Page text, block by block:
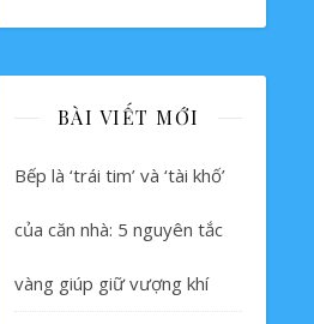
BÀI VIẾT MỚI
Bếp là ‘trái tim’ và ‘tài khố’
của căn nhà: 5 nguyên tắc
vàng giúp giữ vượng khí